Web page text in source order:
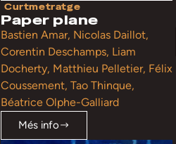
Curtmetratge
Paper plane
Bastien Amar, Nicolas Daillot,
Corentin Deschamps, Liam
Docherty, Matthieu Pelletier, Félix
Coussement, Tao Thinque,
Béatrice Olphe-Galliard
Més info